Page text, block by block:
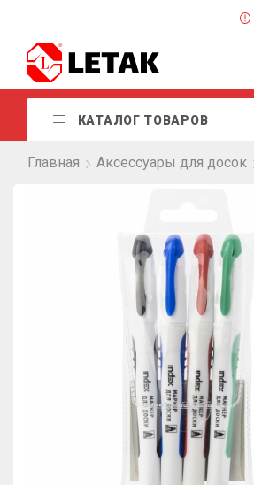
КАТАЛОГ ТОВАРОВ
Главная Аксессуары для досок